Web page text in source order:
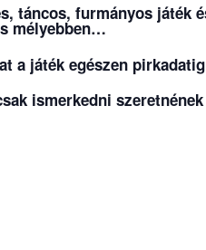
táncos, furmányos játék
mélyebben…
a játék egészen
ismerkedni